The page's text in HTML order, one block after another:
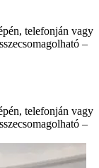
telefonján vagy
–
telefonján vagy
–